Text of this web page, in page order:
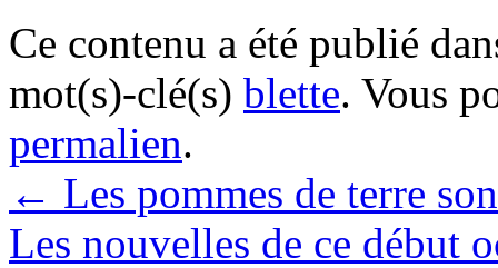
Ce contenu a été publié
mot(s)-clé(s) blette. Vous
permalien.
← Les pommes de terre
Les nouvelles de ce début